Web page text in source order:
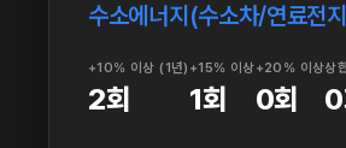
수소에너지(수소차/연료전
+10% 이상 (1년)
2회
+15% 이상
1회
+20% 이상
0회
상
0